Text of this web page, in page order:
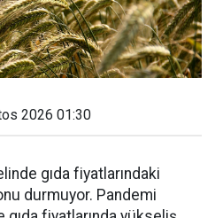
2026 01:30
gıda fiyatlarındaki
durmuyor. Pandemi